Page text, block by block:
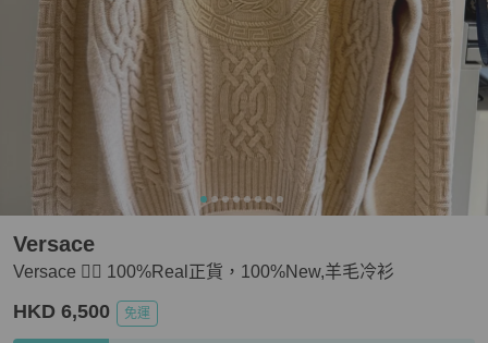
Versace 👍🏻 100%Real正貨，100%New,羊毛冷衫
Versace
HKD 6,500 免運